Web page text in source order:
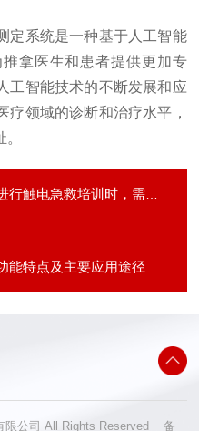
系统是一种基于人工智能
拿医生和患者提供更加专
工智能技术的不断发展和应
疗领域的诊断和治疗水平，
急救培训时，需注意事项分析
能特点及主要应用途径
限公司 All Rights Reserved 备